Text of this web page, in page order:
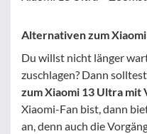
Alternativen zum
Du willst nicht länger
zuschlagen? Dann
zumXiaomi 13 Ultra mit
Xiaomi-Fan bist, dann
an, denn auch die